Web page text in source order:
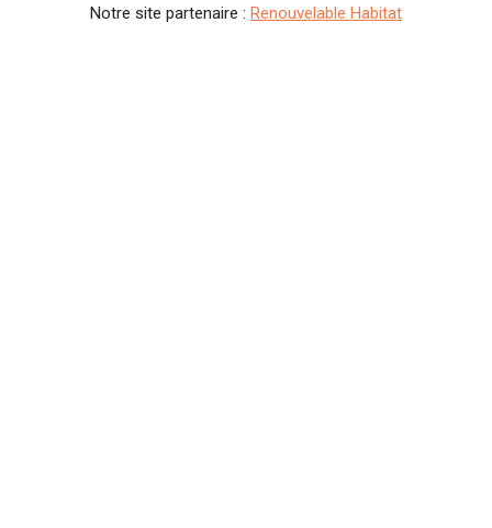
Notre site partenaire : Renouvelable Habitat